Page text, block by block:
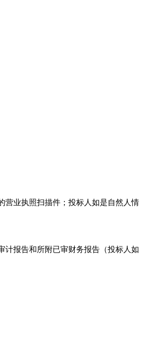
营业执照扫描件；投标人如是自然人情
计报告和所附已审财务报告（投标人如